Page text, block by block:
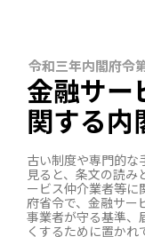
令和三年内閣府令
金融サー
関する内
古い制度や専門的な
見ると、条文の読み
ービス仲介業者等に
府省令で、金融サー
事業者が守る基準、
くするために置かれ